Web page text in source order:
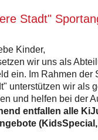
Stadt"
Kinder,
wir uns als
ein. Im Rahmen der
unterstützen wir als
und helfen bei der
entfallen alle